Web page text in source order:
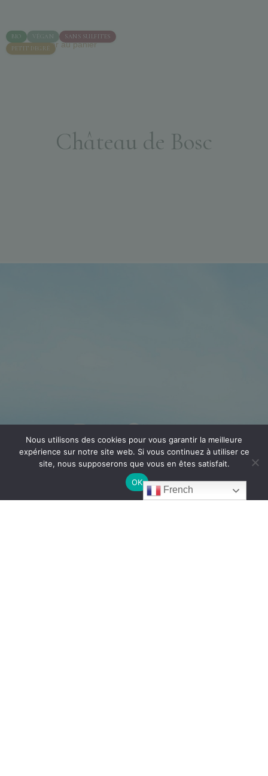
BIO VÉGAN
SANS SULFITES
PETIT DEGRÉAjouter au panier
Château de Bosc
French
Nous utilisons des cookies pour vous garantir la meilleure
expérience sur notre site web. Si vous continuez à utiliser ce
site, nous supposerons que vous en êtes satisfait.
OK